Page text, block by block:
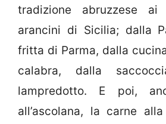
tradizione abruzzese
arancini di Sicilia; dalla
fritta di Parma, dalla
calabra, dalla
lampredotto. E poi,
all’ascolana, la carne